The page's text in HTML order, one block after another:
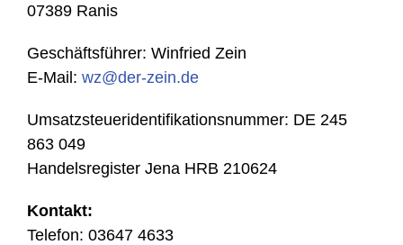
07389 Ranis
Geschäftsführer: Winfried Zein
E-Mail: wz@der-zein.de
Umsatzsteueridentifikationsnummer: DE 245
863 049
Handelsregister Jena HRB 210624
Kontakt:
Telefon: 03647 4633